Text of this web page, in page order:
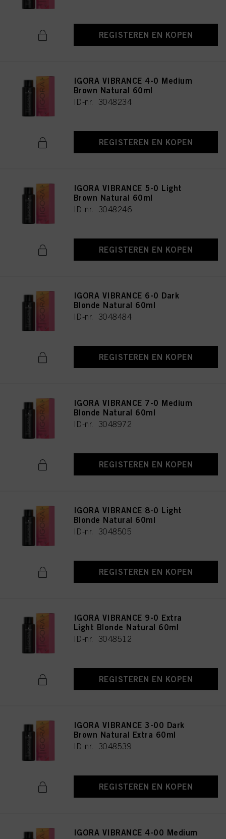
REGISTEREN EN KOPEN
IGORA VIBRANCE 4-0 Medium
Brown Natural 60ml
ID-nr. 3048234
REGISTEREN EN KOPEN
IGORA VIBRANCE 5-0 Light
Brown Natural 60ml
ID-nr. 3048246
REGISTEREN EN KOPEN
IGORA VIBRANCE 6-0 Dark
Blonde Natural 60ml
ID-nr. 3048484
REGISTEREN EN KOPEN
IGORA VIBRANCE 7-0 Medium
Blonde Natural 60ml
ID-nr. 3048972
REGISTEREN EN KOPEN
IGORA VIBRANCE 8-0 Light
Blonde Natural 60ml
ID-nr. 3048505
REGISTEREN EN KOPEN
IGORA VIBRANCE 9-0 Extra
Light Blonde Natural 60ml
ID-nr. 3048512
REGISTEREN EN KOPEN
IGORA VIBRANCE 3-00 Dark
Brown Natural Extra 60ml
ID-nr. 3048539
REGISTEREN EN KOPEN
IGORA VIBRANCE 4-00 Medium